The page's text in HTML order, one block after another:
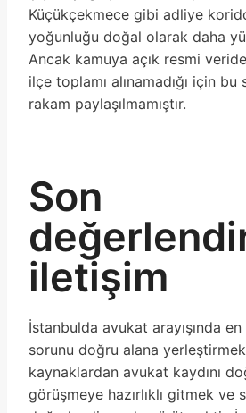
Küçükçekmece gibi adliye
yoğunluğu doğal olarak daha
Ancak kamuya açık resmi
ilçe toplamı alınamadığı için
rakam paylaşılmamıştır.
Son
iletişim
İstanbulda avukat arayışında en
sorunu doğru alana
kaynaklardan avukat kaydını
görüşmeye hazırlıklı gitmek ve